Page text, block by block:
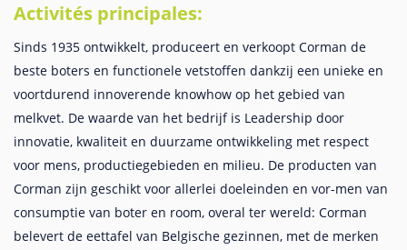
Activités principales:
Sinds 1935 ontwikkelt, produceert en verkoopt Corman de
beste boters en functionele vetstoffen dankzij een unieke en
voortdurend innoverende knowhow op het gebied van
melkvet. De waarde van het bedrijf is Leadership door
innovatie, kwaliteit en duurzame ontwikkeling met respect
voor mens, productiegebieden en milieu. De producten van
Corman zijn geschikt voor allerlei doeleinden en vor-men van
consumptie van boter en room, overal ter wereld: Corman
belevert de eettafel van Belgische gezinnen, met de merken